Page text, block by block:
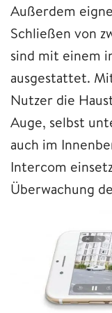
Außerdem
Schließen von
sind mit einem
ausgestattet.
Nutzer die
Auge, selbst
auch im
Intercom
Überwachung